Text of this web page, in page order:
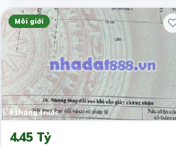
Môi giới
4 tháng trước
4.45 Tỷ